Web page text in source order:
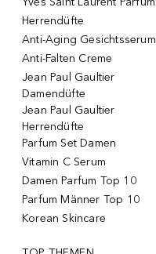
Herrendüfte
Anti-Aging Gesichtsserum
Anti-Falten Creme
Jean Paul Gaultier
Damendüfte
Jean Paul Gaultier
Herrendüfte
Parfum Set Damen
Vitamin C Serum
Damen Parfum Top 10
Parfum Männer Top 10
Korean Skincare